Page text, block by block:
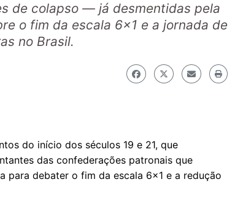
de colapso — já desmentidas pela
o fim da escala 6x1 e a jornada de
no Brasil.
do início dos séculos 19 e 21, que
das confederações patronais que
para debater o fim da escala 6x1 e a redução